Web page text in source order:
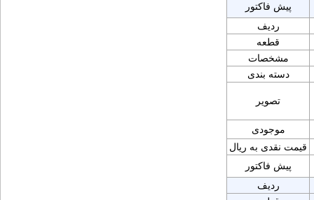
پیش فاکتور
ردیف
قطعه
مشخصات
دسته بندی
تصویر
موجودی
قیمت نقدی به ریال
پیش فاکتور
ردیف